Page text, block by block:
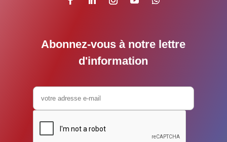
Abonnez-vous à notre lettre
d'information